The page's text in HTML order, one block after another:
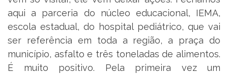
aqui a parceria do núcleo educacional, IEMA,
escola estadual, do hospital pediátrico, que vai
ser referência em toda a região, a praça do
município, asfalto e três toneladas de alimentos.
É muito positivo. Pela primeira vez um